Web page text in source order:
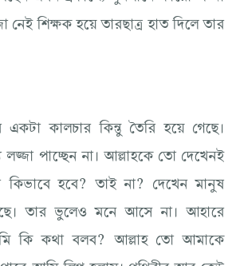
নেই শিক্ষক হয়ে তারছাত্র হাত দিলে তার
একটা কালচার কিন্তু তৈরি হয়ে গেছে।
পাচ্ছেন না। আল্লাহকে তো দেখেনই
কিভাবে হবে? তাই না? দেখেন মানুষ
তার ভুলেও মনে আসে না। আহারে
কি কথা বলব? আল্লাহ তো আমাকে